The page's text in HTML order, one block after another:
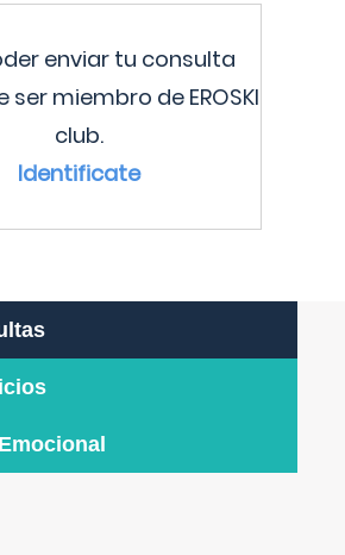
enviar tu consulta
ser miembro de EROSKI
club.
Identificate